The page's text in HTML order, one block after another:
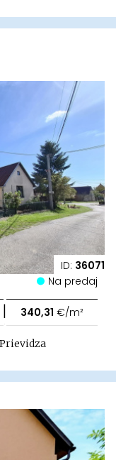
ID: 36071
Na predaj
| 340,31 €/m²